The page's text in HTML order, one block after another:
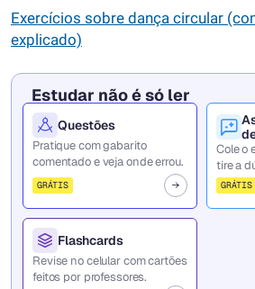
Exercícios sobre dança circular
explicado)
Estudar não é só ler
Questões
Pratique com gabarito
comentado e veja onde errou.
GRÁTIS
Cole o
tire a
GRÁTIS
Flashcards
Revise no celular com cartões
feitos por professores.